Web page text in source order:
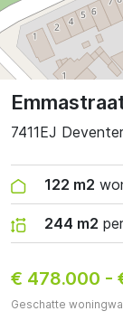
7411EJ
122 m2
244 m2
€ 478.000 -
Geschatte